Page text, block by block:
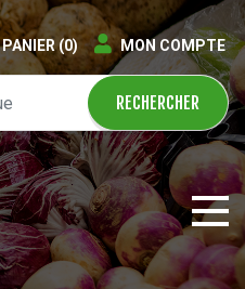
PANIER(0) MON COMPTE